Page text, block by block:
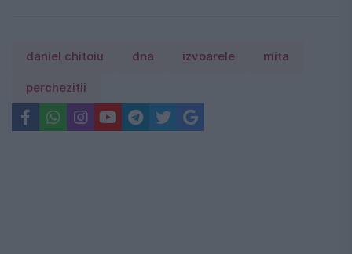
daniel chitoiu dna izvoarele mita
perchezitii